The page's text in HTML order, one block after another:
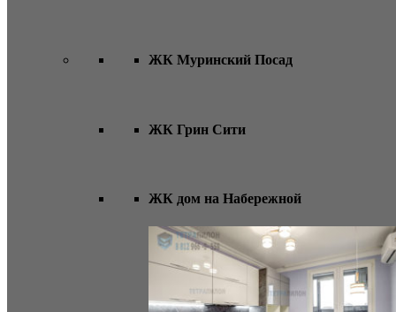
ЖК Муринский Посад
ЖК Грин Сити
ЖК дом на Набережной